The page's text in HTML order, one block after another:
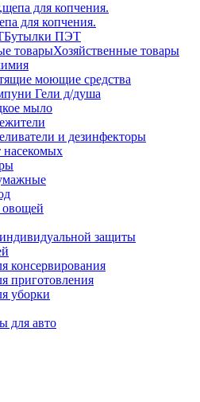
для копчения.
Бутылки ПЭТ
Хозяйственные товары
моющие средства
Гели д/душа
мыло
и дезинфекторы
насекомых
овощей
защиты
консервирования
приготовления
уборки
для авто